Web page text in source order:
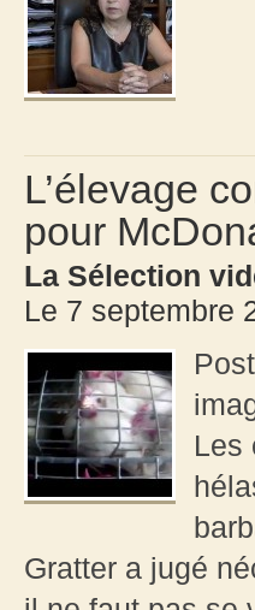
L’élevage
pour
La Sélection
Le 7 septembre
Les
Gratter a jugé